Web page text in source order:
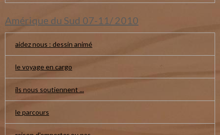
Amérique du Sud 07-11/ 2010
aidez nous : dessin animé
le voyage en cargo
ils nous soutiennent ...
le parcours